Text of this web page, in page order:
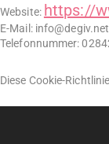
Website: https://
E-Mail: info@degiv.net
Telefonnummer:
Diese Cookie-